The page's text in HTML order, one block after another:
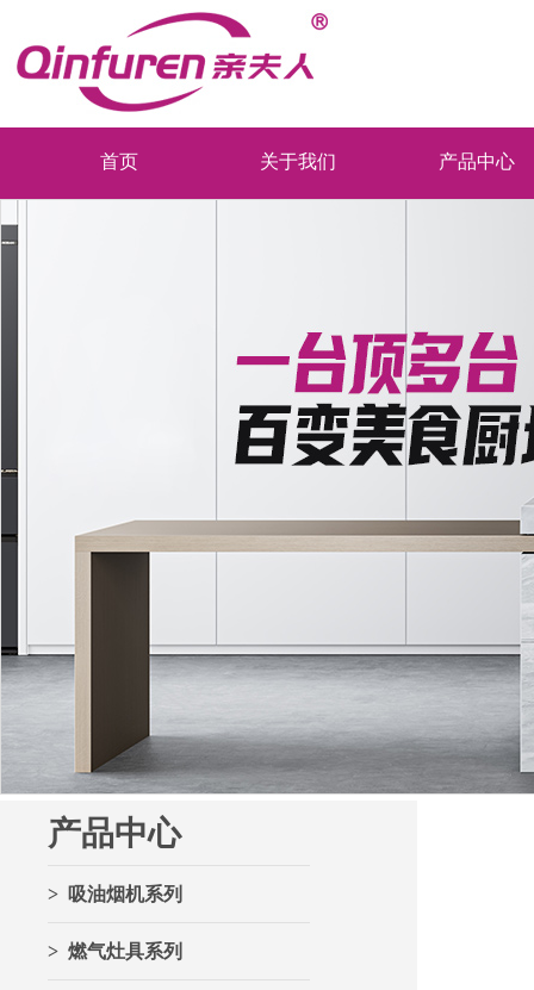
首页 关于我们 产品中心
产品中心
> 吸油烟机系列
> 燃气灶具系列